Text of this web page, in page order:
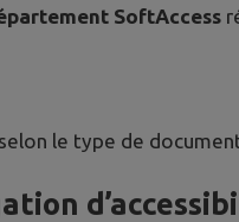
SoftAccess
le type de